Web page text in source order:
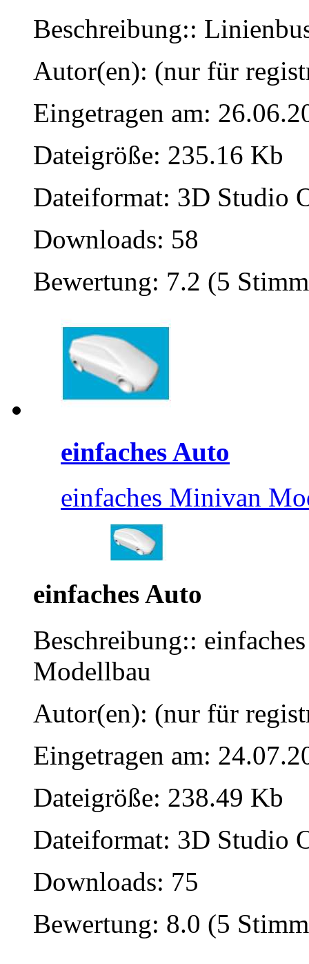
Beschreibung::
Autor(en): (nur für
Eingetragen am:
Dateigröße: 235.16 Kb
Dateiformat: 3D Studio
Downloads: 58
Bewertung: 7.2 (5
einfaches Auto
einfaches Minivan
einfaches Auto
Beschreibung::
Modellbau
Autor(en): (nur für
Eingetragen am:
Dateigröße: 238.49 Kb
Dateiformat: 3D Studio
Downloads: 75
Bewertung: 8.0 (5